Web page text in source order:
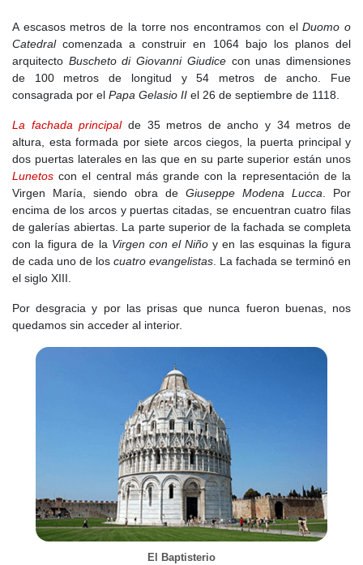
A escasos metros de la torre nos encontramos con elDuomo o
Catedralcomenzada a construir en 1064 bajo los planos del
arquitecto Buscheto di Giovanni Giudicecon unas dimensiones
de 100 metros de longitud y 54 metros de ancho. Fue
consagrada por el Papa Gelasio II el 26 de septiembre de 1118.
La fachada principalde 35 metros de ancho y 34 metros de
altura, esta formada por siete arcos ciegos, la puerta principal y
dos puertas laterales en las que en su parte superior están unos
Lunetos con el central más grande con la representación de la
Virgen María, siendo obra de Giuseppe Modena Lucca. Por
encima de los arcos y puertas citadas, se encuentran cuatro filas
de galerías abiertas. La parte superior de la fachada se completa
con la figura de la Virgen con el Niño y en las esquinas la figura
de cada uno de los cuatro evangelistas. La fachada se terminó en
el siglo XIII.
Por desgracia y por las prisas que nunca fueron buenas, nos
quedamos sin acceder al interior.
El Baptisterio